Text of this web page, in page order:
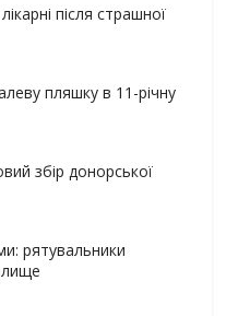
після страшної
пляшку в 11-річну
збір донорської
рятувальники